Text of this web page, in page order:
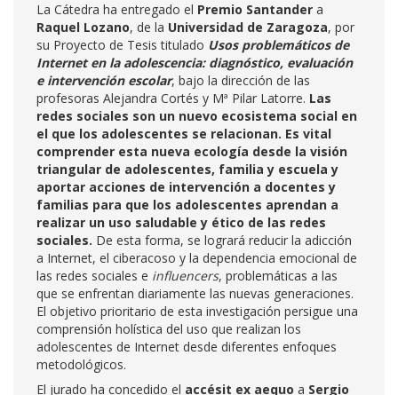
La Cátedra ha entregado el Premio Santander a
Raquel Lozano, de la Universidad de Zaragoza, por
su Proyecto de Tesis titulado Usos problemáticos de
Internet en la adolescencia: diagnóstico, evaluación
e intervención escolar, bajo la dirección de las
profesoras Alejandra Cortés y Mª Pilar Latorre. Las
redes sociales son un nuevo ecosistema social en
el que los adolescentes se relacionan. Es vital
comprender esta nueva ecología desde la visión
triangular de adolescentes, familia y escuela y
aportar acciones de intervención a docentes y
familias para que los adolescentes aprendan a
realizar un uso saludable y ético de las redes
sociales. De esta forma, se logrará reducir la adicción
a Internet, el ciberacoso y la dependencia emocional de
las redes sociales e influencers, problemáticas a las
que se enfrentan diariamente las nuevas generaciones.
El objetivo prioritario de esta investigación persigue una
comprensión holística del uso que realizan los
adolescentes de Internet desde diferentes enfoques
metodológicos.
El jurado ha concedido el accésit ex aequo a Sergio